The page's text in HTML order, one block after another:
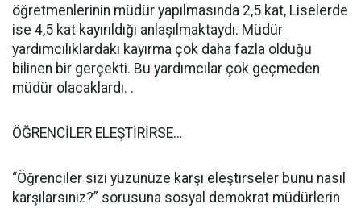
öğretmenlerinin müdür yapılmasında 2,5 kat, Liselerde
ise 4,5 kat kayırıldığı anlaşılmaktaydı. Müdür
yardımcılıklardaki kayırma çok daha fazla olduğu
bilinen bir gerçekti. Bu yardımcılar çok geçmeden
müdür olacaklardı. .
ÖĞRENCİLER ELEŞTİRİRSE…
“Öğrenciler sizi yüzünüze karşı eleştirseler bunu nasıl
karşılarsınız?” sorusuna sosyal demokrat müdürlerin